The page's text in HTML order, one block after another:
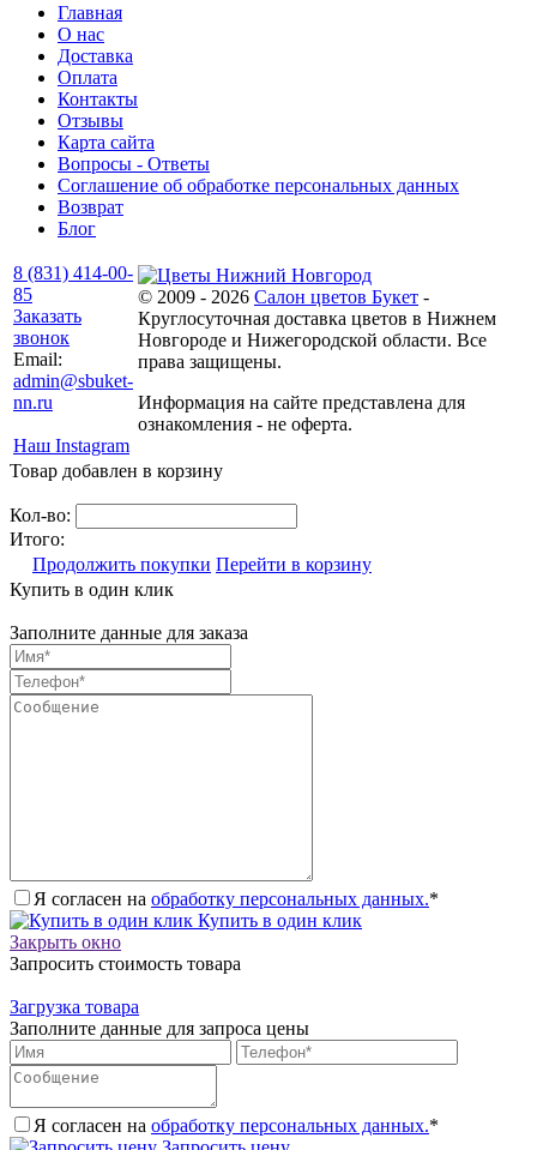
Главная
О нас
Доставка
Оплата
Контакты
Отзывы
Карта сайта
Вопросы - Ответы
Соглашение об обработке персональных данных
Возврат
Блог
8 (831) 414-00-
85
Заказать
звонок
Email:
admin@sbuket-
nn.ru
Наш Instagram
© 2009 - 2026 Салон цветов Букет -
Круглосуточная доставка цветов в Нижнем
Новгороде и Нижегородской области. Все
права защищены.
Информация на сайте представлена для
ознакомления - не оферта.
Товар добавлен в корзину
Кол-во:
Итого:
Продолжить покупки Перейти в корзину
Купить в один клик
Заполните данные для заказа
Я согласен на обработку персональных данных.*
Купить в один клик
Закрыть окно
Запросить стоимость товара
Загрузка товара
Заполните данные для запроса цены
Я согласен на обработку персональных данных.*